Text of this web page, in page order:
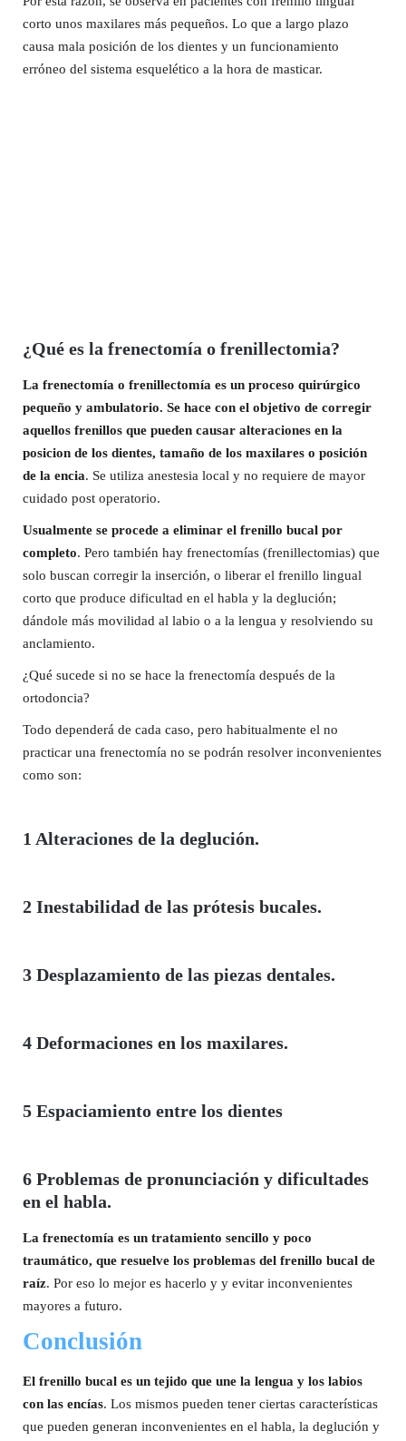
corto unos maxilares más pequeños. Lo que a largo plazo
causa mala posición de los dientes y un funcionamiento
erróneo del sistema esquelético a la hora de masticar.
¿Qué es la frenectomía o frenillectomia?
La frenectomía o frenillectomía es un proceso quirúrgico
pequeño y ambulatorio. Se hace con el objetivo de corregir
aquellos frenillos que pueden causar alteraciones en la
posicion de los dientes, tamaño de los maxilares o posición
de la encia. Se utiliza anestesia local y no requiere de mayor
cuidado post operatorio.
Usualmente se procede a eliminar el frenillo bucal por
completo. Pero también hay frenectomías (frenillectomias) que
solo buscan corregir la inserción, o liberar el frenillo lingual
corto que produce dificultad en el habla y la deglución;
dándole más movilidad al labio o a la lengua y resolviendo su
anclamiento.
¿Qué sucede si no se hace la frenectomía después de la
ortodoncia?
Todo dependerá de cada caso, pero habitualmente el no
practicar una frenectomía no se podrán resolver inconvenientes
como son:
1 Alteraciones de la deglución.
2 Inestabilidad de las prótesis bucales.
3 Desplazamiento de las piezas dentales.
4 Deformaciones en los maxilares.
5 Espaciamiento entre los dientes
6 Problemas de pronunciación y dificultades
en el habla.
La frenectomía es un tratamiento sencillo y poco
traumático, que resuelve los problemas del frenillo bucal de
raíz. Por eso lo mejor es hacerlo y y evitar inconvenientes
mayores a futuro.
Conclusión
El frenillo bucal es un tejido que une la lengua y los labios
con las encías. Los mismos pueden tener ciertas características
que pueden generan inconvenientes en el habla, la deglución y